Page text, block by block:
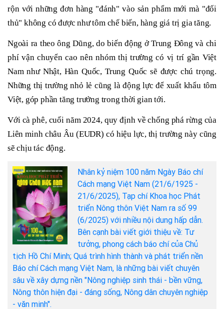
rộn với những đơn hàng "đánh" vào sản phẩm mới mà "đối
thủ" không có được như tôm chế biến, hàng giá trị gia tăng.
Ngoài ra theo ông Dũng, do biến động ở Trung Đông và chi
phí vận chuyển cao nên nhóm thị trường có vị trí gần Việt
Nam như Nhật, Hàn Quốc, Trung Quốc sẽ được chú trọng.
Những thị trường nhỏ lẻ cũng là động lực để xuất khẩu tôm
Việt, góp phần tăng trưởng trong thời gian tới.
Với cà phê, cuối năm 2024, quy định về chống phá rừng của
Liên minh châu Âu (EUDR) có hiệu lực, thị trường này cũng
sẽ chịu tác động.
Nhân kỷ niệm 100 năm Ngày Báo chí
Cách mạng Việt Nam (21/6/1925 -
21/6/2025), Tạp chí Khoa học Phát
triển Nông thôn Việt Nam ra số 99
(6/2025) với nhiều nội dung hấp dẫn.
Bên cạnh bài viết giới thiệu về: Tư
tưởng, phong cách báo chí của Chủ
tịch Hồ Chí Minh; Quá trình hình thành và phát triển nền
Báo chí Cách mạng Việt Nam, là những bài viết chuyên
sâu về xây dựng nền "Nông nghiệp sinh thái - bền vững,
Nông thôn hiện đại - đáng sống, Nông dân chuyên nghiệp
- văn minh".